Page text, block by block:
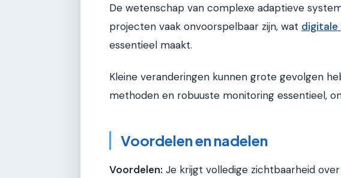
De wetenschap van complexe adaptieve
projecten vaak onvoorspelbaar zijn, wat digitale
essentieel maakt.
Kleine veranderingen kunnen grote gevolgen
methoden en robuuste monitoring essentieel,
Voordelen en nadelen
Voordelen: Je krijgt volledige zichtbaarheid